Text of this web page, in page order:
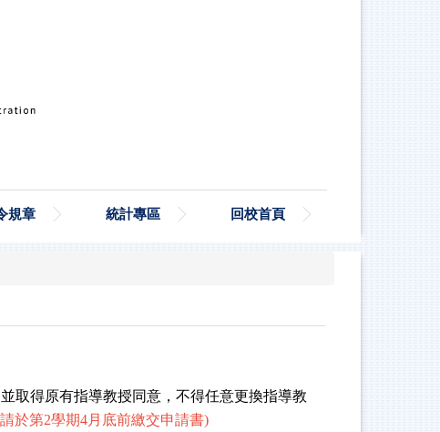
規章 統計專區 回校首頁
取得原有指導教授同意，不得任意更換指導教
於第2學期4月底前繳交申請書)